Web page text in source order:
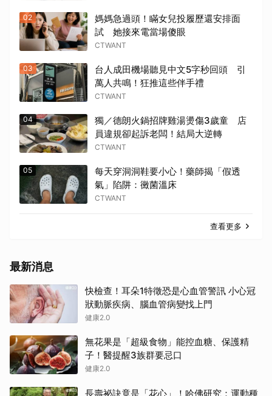
02
媽媽急過頭！瞞女兒投履歷還安排面
試 她接來電當場傻眼
CTWANT
03
台人成田機場聽見中文5字秒回頭 引
萬人共鳴！狂推這些伴手禮
CTWANT
04
獨／德朗火鍋招牌雞湯燙傷3歲童 店
員違規卻起訴老闆！結局大逆轉
CTWANT
05
每天穿洞洞鞋要小心！藥師揭「假透
氣」陷阱：黴菌溫床
CTWANT
查看更多
最新消息
快檢查！耳朵1特徵恐是心血管警訊 小心冠
狀動脈疾病、腦血管病變找上門
健康2.0
無花果是「超級食物」能控血糖、保護精
子！醫提醒3族群要忌口
健康2.0
長壽祕訣竟是「花心」！哈佛研究：運動種